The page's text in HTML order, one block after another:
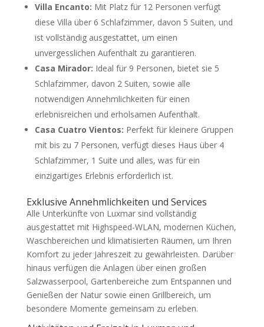
Villa Encanto: Mit Platz für 12 Personen verfügt
diese Villa über 6 Schlafzimmer, davon 5 Suiten, und
ist vollständig ausgestattet, um einen
unvergesslichen Aufenthalt zu garantieren.
Casa Mirador: Ideal für 9 Personen, bietet sie 5
Schlafzimmer, davon 2 Suiten, sowie alle
notwendigen Annehmlichkeiten für einen
erlebnisreichen und erholsamen Aufenthalt.
Casa Cuatro Vientos: Perfekt für kleinere Gruppen
mit bis zu 7 Personen, verfügt dieses Haus über 4
Schlafzimmer, 1 Suite und alles, was für ein
einzigartiges Erlebnis erforderlich ist.
Exklusive Annehmlichkeiten und Services
Alle Unterkünfte von Luxmar sind vollständig
ausgestattet mit Highspeed-WLAN, modernen Küchen,
Waschbereichen und klimatisierten Räumen, um Ihren
Komfort zu jeder Jahreszeit zu gewährleisten. Darüber
hinaus verfügen die Anlagen über einen großen
Salzwasserpool, Gartenbereiche zum Entspannen und
Genießen der Natur sowie einen Grillbereich, um
besondere Momente gemeinsam zu erleben.